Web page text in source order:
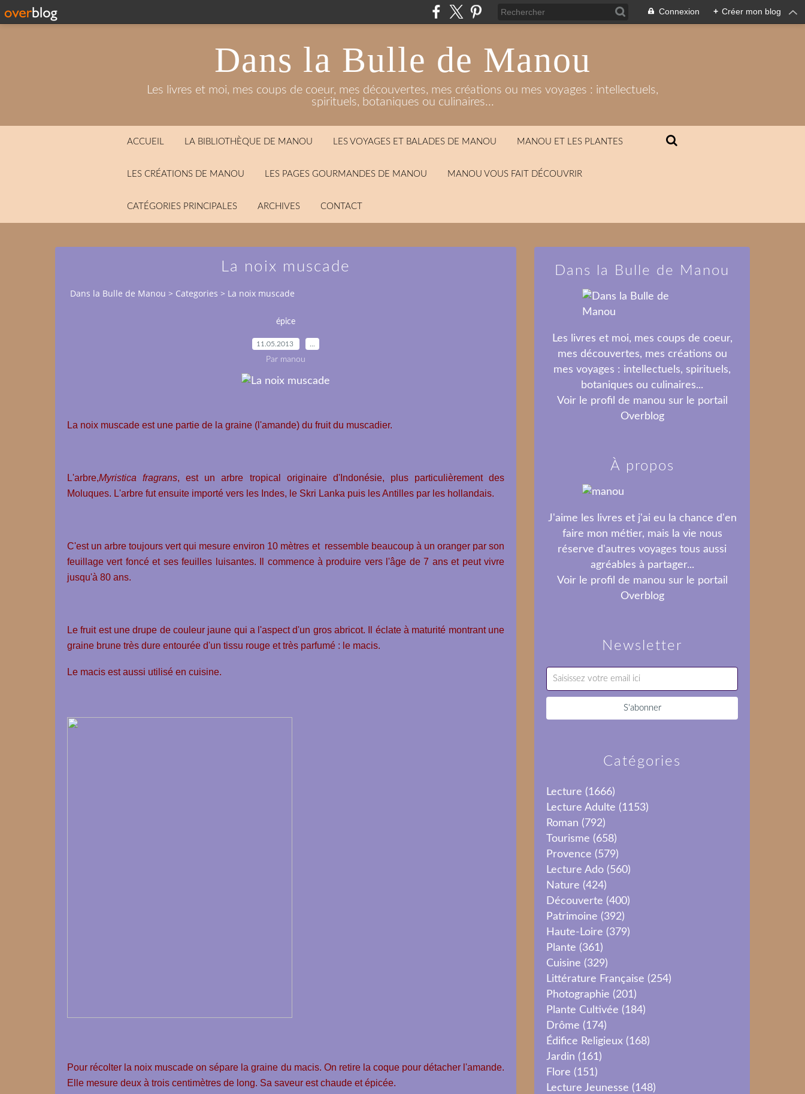
Connexion + Créer mon blog
Dans la Bulle de Manou
Les livres et moi, mes coups de coeur, mes découvertes, mes créations ou mes voyages : intellectuels,
spirituels, botaniques ou culinaires...
ACCUEIL LA BIBLIOTHÈQUE DE MANOU LES VOYAGES ET BALADES DE MANOU MANOU ET LES PLANTES
LES CRÉATIONS DE MANOU LES PAGES GOURMANDES DE MANOU MANOU VOUS FAIT DÉCOUVRIR
CATÉGORIES PRINCIPALES ARCHIVES CONTACT
La noix muscade
Dans la Bulle de Manou > Categories > La noix muscade
épice
11.05.2013
Par manou
La noix muscade est une partie de la graine (l'amande) du fruit du muscadier.
L'arbre,Myristica fragrans, est un arbre tropical originaire d'Indonésie, plus particulièrement des
Moluques. L'arbre fut ensuite importé vers les Indes, le Skri Lanka puis les Antilles par les hollandais.
C'est un arbre toujours vert qui mesure environ 10 mètres et ressemble beaucoup à un oranger par son
feuillage vert foncé et ses feuilles luisantes. Il commence à produire vers l'âge de 7 ans et peut vivre
jusqu'à 80 ans.
Le fruit est une drupe de couleur jaune qui a l'aspect d'un gros abricot. Il éclate à maturité montrant une
graine brune très dure entourée d'un tissu rouge et très parfumé : le macis.
Le macis est aussi utilisé en cuisine.
Pour récolter la noix muscade on sépare la graine du macis. On retire la coque pour détacher l'amande.
Elle mesure deux à trois centimètres de long. Sa saveur est chaude et épicée.
Newsletter
Catégories
Lecture (1666)
Lecture Adulte (1153)
Roman (792)
Tourisme (658)
Provence (579)
Lecture Ado (560)
Nature (424)
Découverte (400)
Patrimoine (392)
Haute-Loire (379)
Plante (361)
Cuisine (329)
Littérature Française (254)
Photographie (201)
Plante Cultivée (184)
Drôme (174)
Édifice Religieux (168)
Jardin (161)
Flore (151)
Lecture Jeunesse (148)
Dans la Bulle de Manou
Les livres et moi, mes coups de coeur,
mes découvertes, mes créations ou
mes voyages : intellectuels, spirituels,
botaniques ou culinaires...
Voir le profil de manou sur le portail
Overblog
À propos
J'aime les livres et j'ai eu la chance d'en
faire mon métier, mais la vie nous
réserve d'autres voyages tous aussi
agréables à partager...
Voir le profil de manou sur le portail
Overblog